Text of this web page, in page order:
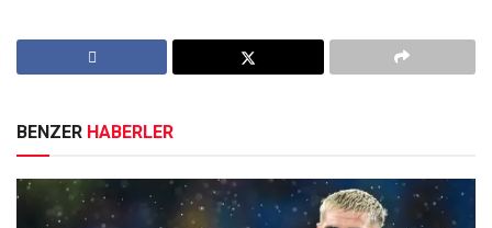
BENZER HABERLER